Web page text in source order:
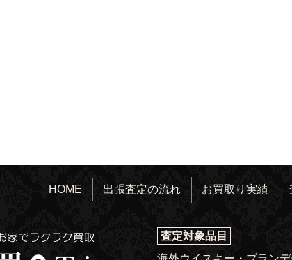
HOME 出張査定の流れ お買取り実績
査定対象品目